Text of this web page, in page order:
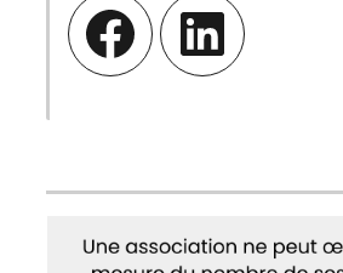
Facebook LinkedIn